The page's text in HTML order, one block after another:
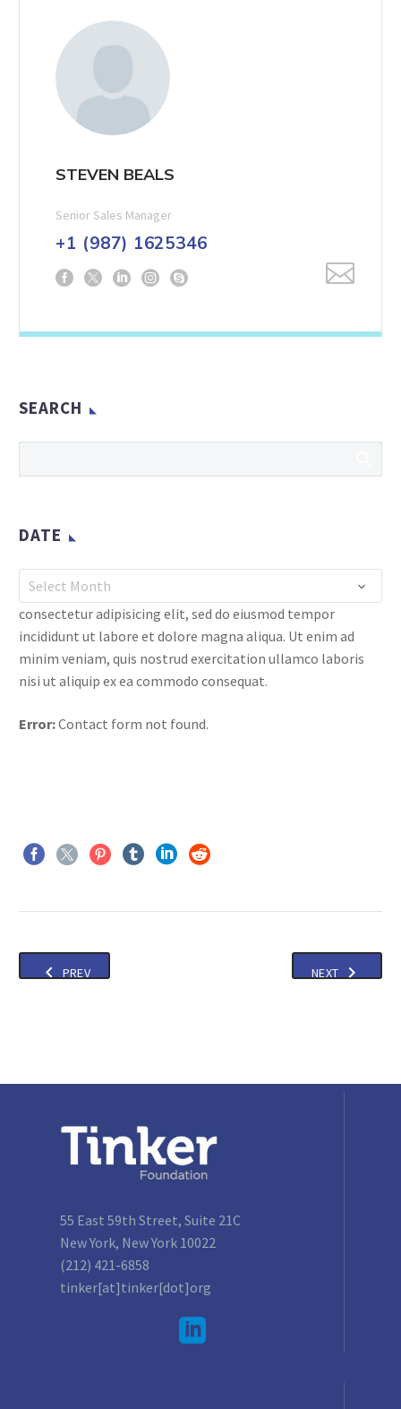
STEVEN BEALS
Senior Sales Manager
+1 (987) 1625346
SEARCH
DATE
Date
Select Month
consectetur adipisicing elit, sed do eiusmod tempor
incididunt ut labore et dolore magna aliqua. Ut enim ad
minim veniam, quis nostrud exercitation ullamco laboris
nisi ut aliquip ex ea commodo consequat.
Error:Contact form not found.
PREV NEXT
55 East 59th Street, Suite 21C
New York, New York 10022
(212) 421-6858
tinker[at]tinker[dot]org